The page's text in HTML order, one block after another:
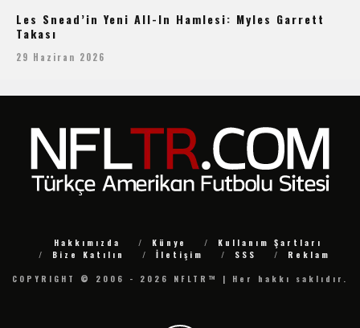
Les Snead’in Yeni All-In Hamlesi: Myles Garrett
Takası
29 Haziran 2026
Hakkımızda Künye
Kullanım Şartları
Bize Katılın
İletişim SSS
Reklam
COPYRIGHT © 2006 - 2026 NFLTR™ | Her hakkı saklıdır.